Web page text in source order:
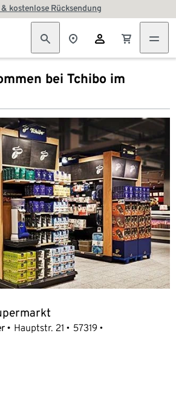
kostenlose Rücksendung
bei Tchibo im
Hauptstr. 21
57319